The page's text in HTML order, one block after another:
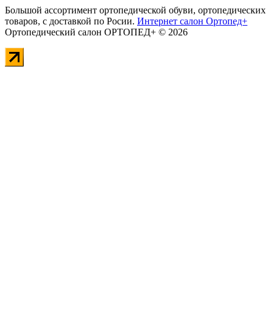
Большой ассортимент ортопедической обуви, ортопедических
товаров, с доставкой по Росии. Интернет салон Ортопед+
Ортопедический салон ОРТОПЕД+ © 2026